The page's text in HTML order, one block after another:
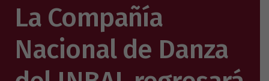
La Compañía
Nacional de Danza